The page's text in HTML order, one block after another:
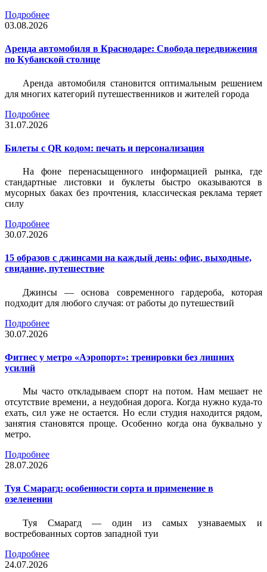
Подробнее
03.08.2026
Аренда автомобиля в Краснодаре: Свобода передвижения
по Кубанской столице
Аренда автомобиля становится оптимальным решением
для многих категорий путешественников и жителей города
Подробнее
31.07.2026
Билеты c QR кодом: печать и персонализация
На фоне перенасыщенного информацией рынка, где
стандартные листовки и буклеты быстро оказываются в
мусорных баках без прочтения, классическая реклама теряет
силу
Подробнее
30.07.2026
15 образов с джинсами на каждый день: офис, выходные,
свидание, путешествие
Джинсы — основа современного гардероба, которая
подходит для любого случая: от работы до путешествий
Подробнее
30.07.2026
Фитнес у метро «Аэропорт»: тренировки без лишних
усилий
Мы часто откладываем спорт на потом. Нам мешает не
отсутствие времени, а неудобная дорога. Когда нужно куда-то
ехать, сил уже не остается. Но если студия находится рядом,
занятия становятся проще. Особенно когда она буквально у
метро.
Подробнее
28.07.2026
Туя Смарагд: особенности сорта и применение в
озеленении
Туя Смарагд — один из самых узнаваемых и
востребованных сортов западной туи
Подробнее
24.07.2026